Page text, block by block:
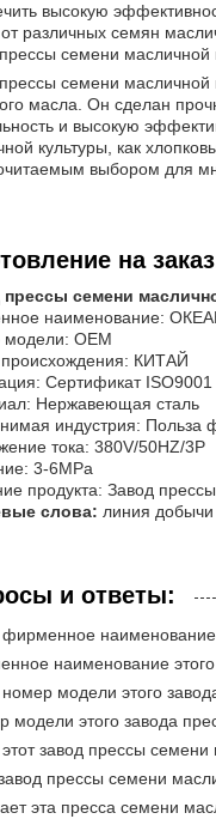
высокую
различных семян
семени масличной
семени масличной
масла. Он сделан
и высокую
культуры, как
выбором для
на
семени
наименование:
OEM
КИТАЙ
Сертификат ISO9001
Нержавеющая сталь
индустрия: Польза
тока: 380V/50HZ/3P
3-6MPa
продукта: Завод
слова: линия
и ответы:
наименование
наименование
модели этого
модели этого завода
завод прессы семени
прессы семени
эта пресса семени